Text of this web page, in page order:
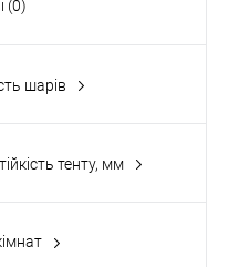
2
(0)
шарів
тенту, мм